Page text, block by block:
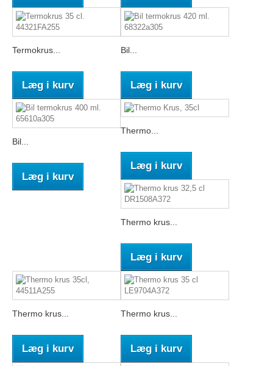
Termokrus...
Læg i kurv
Bil...
Læg i kurv
Bil...
Læg i kurv
Thermo...
Læg i kurv
Thermo krus...
Læg i kurv
Thermo krus...
Læg i kurv
Thermo krus...
Læg i kurv